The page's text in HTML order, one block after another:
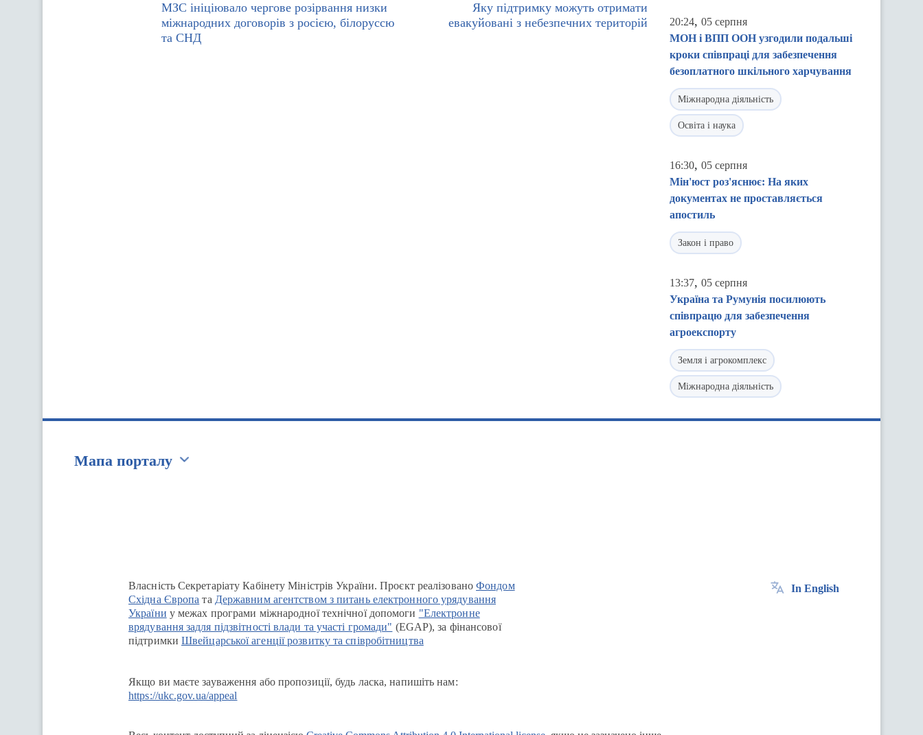
МЗС ініціювало чергове розірвання низки
міжнародних договорів з росією, білоруссю
та СНД
Яку підтримку можуть отримати
евакуйовані з небезпечних територій
20:24, 05 серпня
МОН і ВПП ООН узгодили подальші
кроки співпраці для забезпечення
безоплатного шкільного харчування
Міжнародна діяльність
Освіта і наука
16:30, 05 серпня
Мін'юст роз'яснює: На яких
документах не проставляється
апостиль
Закон і право
13:37, 05 серпня
Україна та Румунія посилюють
співпрацю для забезпечення
агроекспорту
Земля і агрокомплекс
Міжнародна діяльність
Мапа порталу
Власність Секретаріату Кабінету Міністрів України. Проєкт реалізованоФондом
Східна Європа та Державним агентством з питань електронного урядування
України у межах програми міжнародної технічної допомоги "Електронне
врядування задля підзвітності влади та участі громади" (EGAP), за фінансової
підтримки Швейцарської агенції розвитку та співробітництва
Якщо ви маєте зауваження або пропозиції, будь ласка, напишіть нам:
https://ukc.gov.ua/appeal
In English